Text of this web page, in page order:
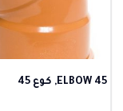
ELBOW 45, كوع 45